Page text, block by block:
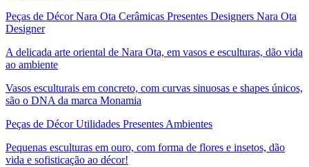
Peças de Décor Nara Ota Cerâmicas Presentes Designers Nara Ota
Designer
A delicada arte oriental de Nara Ota, em vasos e esculturas, dão vida
ao ambiente
Vasos esculturais em concreto, com curvas sinuosas e shapes únicos,
são o DNA da marca Monamia
Peças de Décor Utilidades Presentes Ambientes
Pequenas esculturas em ouro, com forma de flores e insetos, dão
vida e sofisticação ao décor!